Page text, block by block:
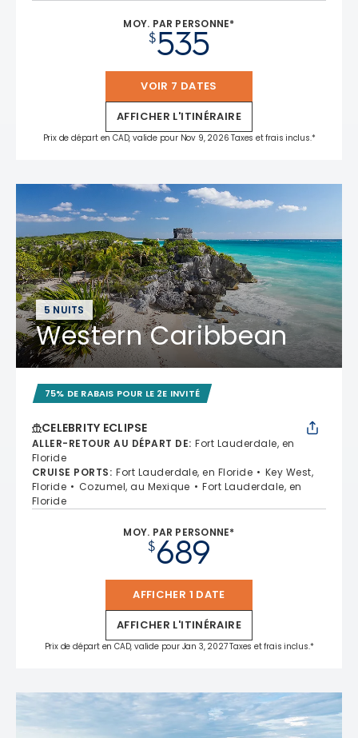
MOY. PAR PERSONNE*
$535
VOIR 7 DATES
AFFICHER L'ITINÉRAIRE
Prix de départ en CAD, valide pour Nov 9, 2026 Taxes et frais inclus.*
5 NUITS
Western Caribbean
75% DE RABAIS POUR LE 2E INVITÉ
CELEBRITY ECLIPSE
ALLER-RETOUR AU DÉPART DE: Fort Lauderdale, en
Floride
CRUISE PORTS: Fort Lauderdale, en Floride
Key West,
Floride
Cozumel, au Mexique
Fort Lauderdale, en
Floride
MOY. PAR PERSONNE*
$689
AFFICHER 1 DATE
AFFICHER L'ITINÉRAIRE
Prix de départ en CAD, valide pour Jan 3, 2027 Taxes et frais inclus.*